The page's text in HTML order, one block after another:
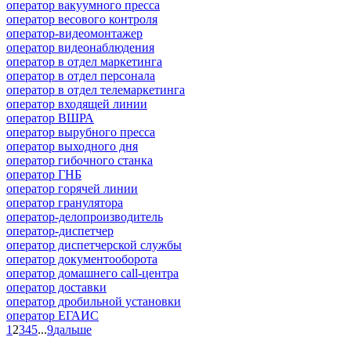
оператор вакуумного пресса
оператор весового контроля
оператор-видеомонтажер
оператор видеонаблюдения
оператор в отдел маркетинга
оператор в отдел персонала
оператор в отдел телемаркетинга
оператор входящей линии
оператор ВШРА
оператор вырубного пресса
оператор выходного дня
оператор гибочного станка
оператор ГНБ
оператор горячей линии
оператор гранулятора
оператор-делопроизводитель
оператор-диспетчер
оператор диспетчерской службы
оператор документооборота
оператор домашнего call-центра
оператор доставки
оператор дробильной установки
оператор ЕГАИС
1 2345...9дальше